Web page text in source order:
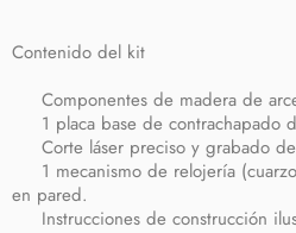
Contenido del kit
Componentes de madera de
1 placa base de contrachapado
Corte láser preciso y grabado
1 mecanismo de relojería
en pared.
Instrucciones de construcción